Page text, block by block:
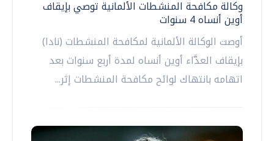
وكالة مكافحة المنشطات الألمانية توصي بإيقاف
أوين أنساه 4 سنوات
أوصت الوكالة الألمانية لمكافحة المنشطات (نادا)
بإيقاف العدَّاء أوين أنساه لمدة أربع سنوات بعد
اتهامه بانتهاك لوائح مكافحة المنشطات إثر...